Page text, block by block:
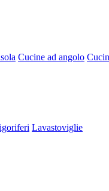
Cucine ad angolo
Lavastoviglie